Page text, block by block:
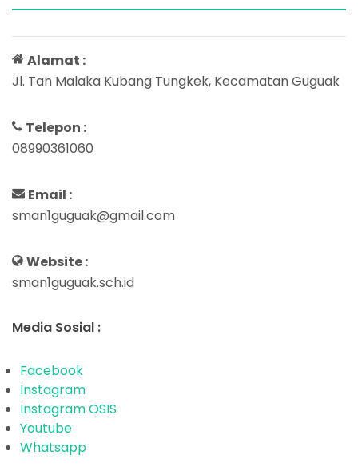
Alamat :
Jl. Tan Malaka Kubang Tungkek, Kecamatan Guguak
Telepon :
08990361060
Email :
sman1guguak@gmail.com
Website :
sman1guguak.sch.id
Media Sosial :
Facebook
Instagram
Instagram OSIS
Youtube
Whatsapp